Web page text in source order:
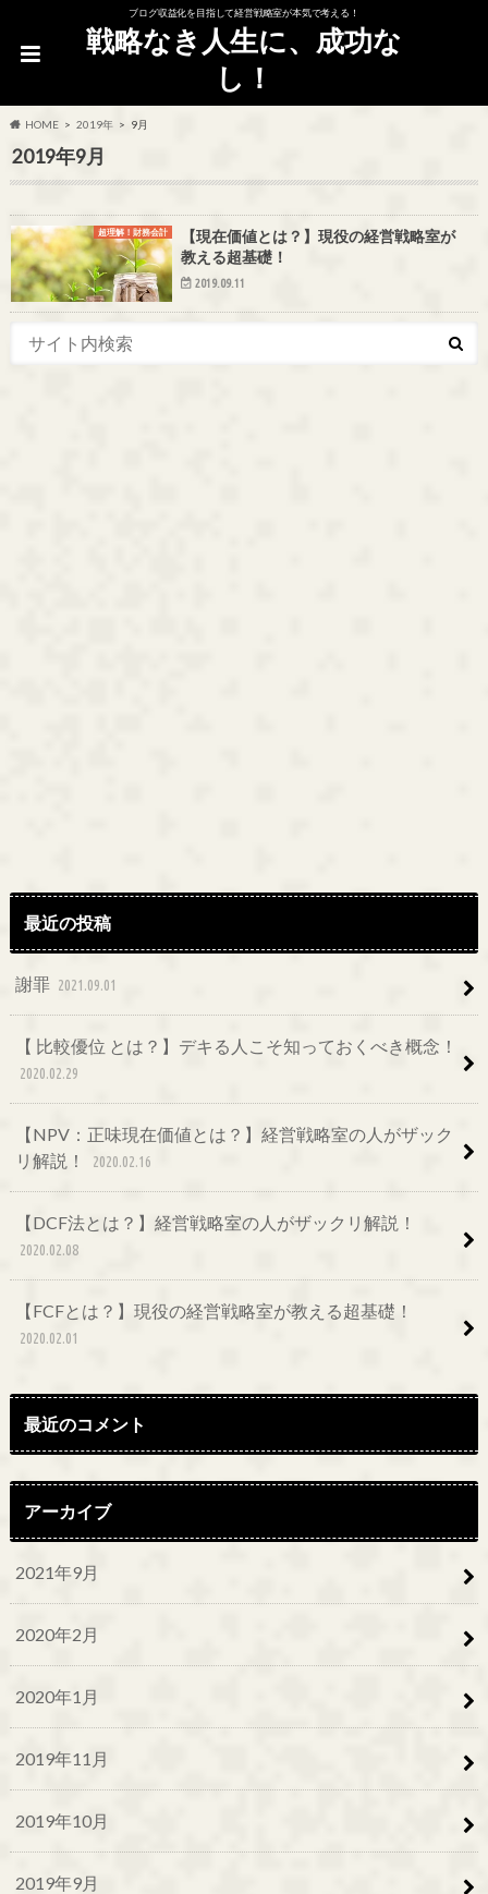
ブログ収益化を目指して経営戦略室が本気で考える！
戦略なき人生に、成功な
し！
HOME 2019年 9月
2019年9月
超理解！財務会計
【現在価値とは？】現役の経営戦略室が
教える超基礎！
2019.09.11
最近の投稿
謝罪 2021.09.01
【 比較優位 とは？】デキる人こそ知っておくべき概念！
2020.02.29
【NPV：正味現在価値とは？】経営戦略室の人がザック
リ解説！
2020.02.16
【DCF法とは？】経営戦略室の人がザックリ解説！
2020.02.08
【FCFとは？】現役の経営戦略室が教える超基礎！
2020.02.01
最近のコメント
アーカイブ
2021年9月
2020年2月
2020年1月
2019年11月
2019年10月
2019年9月